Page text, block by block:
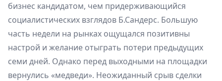
бизнес кандидатом, чем придерживающийся
социалистических взглядов Б.Сандерс. Большую
часть недели на рынках ощущался позитивны
настрой и желание отыграть потери предыдущих
семи дней. Однако перед выходными на площадки
вернулись «медведи». Неожиданный срыв сделки